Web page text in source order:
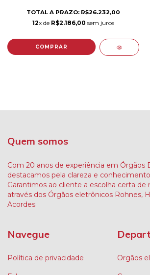
TOTAL A PRAZO: R$26.232,00
12x de R$2.186,00 sem juros
Quem somos
Com 20 anos de experiência em Órgãos
destacamos pela clareza e
Garantimos ao cliente a escolha certa de
através dos Órgãos eletrônicos Rohnes,
Acordes
Navegue
Política de privacidade Orgãos